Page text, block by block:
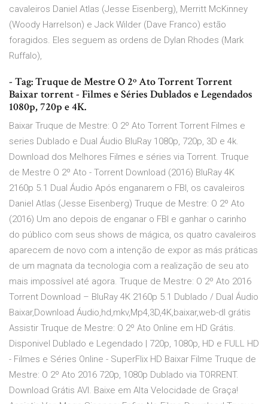
cavaleiros Daniel Atlas (Jesse Eisenberg), Merritt McKinney
(Woody Harrelson) e Jack Wilder (Dave Franco) estão
foragidos. Eles seguem as ordens de Dylan Rhodes (Mark
Ruffalo),
- Tag: Truque de Mestre O 2º Ato Torrent Torrent
Baixar torrent - Filmes e Séries Dublados e Legendados
1080p, 720p e 4K.
Baixar Truque de Mestre: O 2º Ato Torrent Torrent Filmes e
series Dublado e Dual Áudio BluRay 1080p, 720p, 3D e 4k.
Download dos Melhores Filmes e séries via Torrent. Truque
de Mestre O 2º Ato - Torrent Download (2016) BluRay 4K
2160p 5.1 Dual Áudio Após enganarem o FBI, os cavaleiros
Daniel Atlas (Jesse Eisenberg) Truque de Mestre: O 2º Ato
(2016) Um ano depois de enganar o FBI e ganhar o carinho
do público com seus shows de mágica, os quatro cavaleiros
aparecem de novo com a intenção de expor as más práticas
de um magnata da tecnologia com a realização de seu ato
mais impossível até agora. Truque de Mestre: O 2º Ato 2016
Torrent Download – BluRay 4K 2160p 5.1 Dublado / Dual Áudio
Baixar,Download Áudio,hd,mkv,Mp4,3D,4K,baixar,web-dl grátis
Assistir Truque de Mestre: O 2º Ato Online em HD Grátis.
Disponivel Dublado e Legendado | 720p, 1080p, HD e FULL HD
- Filmes e Séries Online - SuperFlix HD Baixar Filme Truque de
Mestre: O 2º Ato 2016 720p, 1080p Dublado via TORRENT.
Download Grátis AVI. Baixe em Alta Velocidade de Graça!